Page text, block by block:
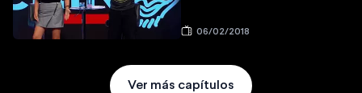
06/02/2018
Ver más capítulos